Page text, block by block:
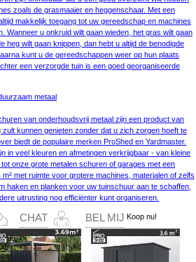
zoals de grasmaaier en heggenschaar. Met een
makkelijk toegang tot uw gereedschap en machines
Wanneer u onkruid wilt gaan wieden, het gras wilt gaan
heg wilt gaan knippen, dan hebt u altijd de benodigde
kunt u de gereedschappen weer op hun plaats
een verzorgde tuin is een goed georganiseerde
metaal
van onderhoudsvrij metaal zijn een product van
kunnen genieten zonder dat u zich zorgen hoeft te
biedt de populaire merken ProShed en Yardmaster.
in veel kleuren en afmetingen verkrijgbaar - van kleine
onze grote metalen schuren of garages met een
met ruimte voor grotere machines, materialen of zelfs
haken en planken voor uw tuinschuur aan te schaffen,
uitrusting nog efficiënter kunt organiseren.
CHAT BEL MIJ Koop nu!